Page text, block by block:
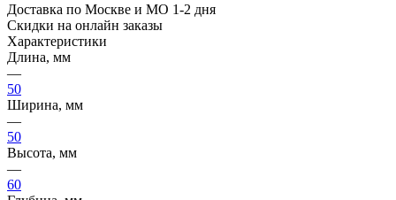
Доставка по Москве и МО 1-2 дня
Скидки на онлайн заказы
Характеристики
Длина, мм
—
50
Ширина, мм
—
50
Высота, мм
—
60